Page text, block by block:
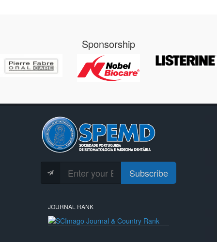
Sponsorship
Subscribe
JOURNAL RANK